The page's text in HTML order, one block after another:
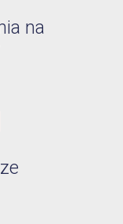
na